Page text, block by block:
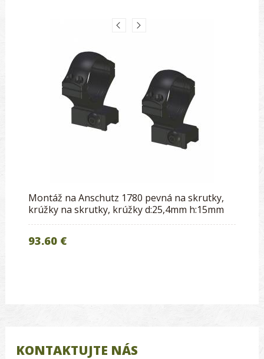
Montáž na Anschutz 1780 pevná na skrutky,
krúžky na skrutky, krúžky d:25,4mm h:15mm
93.60 €
KONTAKTUJTE NÁS